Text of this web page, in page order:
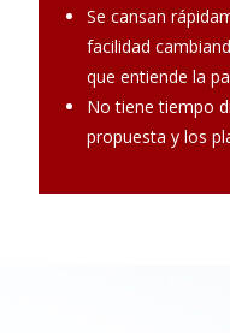
Se cansan
facilidad
que entiende la
No tiene tiempo
propuesta y los